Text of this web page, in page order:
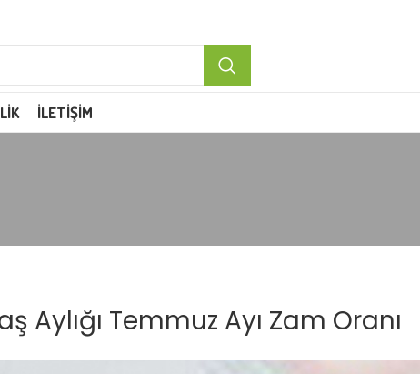
İLETIŞIM
Aylığı Temmuz Ayı Zam Oranı